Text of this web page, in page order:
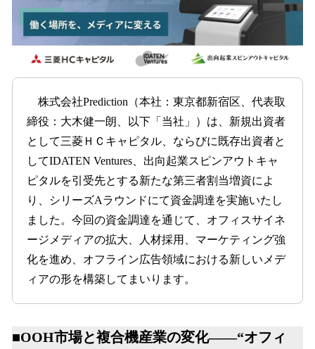
中
で
す
株式会社Prediction（本社：東京都新宿区、代表取
締役：大木健一朗、以下「当社」）は、新規出資者
として三菱ＨＣキャピタル、ならびに既存出資者と
してIDATEN Ventures、出向起業スピンアウトキャ
ピタルを引受先とする新たな第三者割当増資によ
り、シリーズAラウンドにて資金調達を実施いたし
ました。今回の資金調達を通じて、オフィスサイネ
ージメディアの拡大、人材採用、マーケティング強
化を進め、オフライン広告領域における新しいメデ
ィアの形を構築してまいります。
■OOH市場と複合機産業の変化——“オフィ